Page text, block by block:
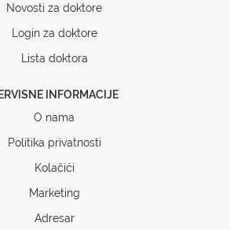
Novosti za doktore
Login za doktore
Lista doktora
INFORMACIJE
O nama
Politika privatnosti
Kolačići
Marketing
Adresar